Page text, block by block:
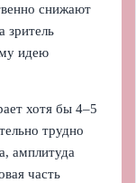
снижают
зритель
идею
хотя бы 4–5
трудно
амплитуда
часть